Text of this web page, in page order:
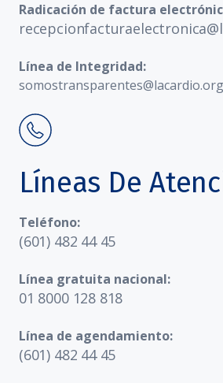
Radicación de factura
Línea de Integridad:
somostransparentes@lacardio.org
Líneas De
Teléfono:
(601) 482 44 45
Línea gratuita nacional:
01 8000 128 818
Línea de agendamiento:
(601) 482 44 45